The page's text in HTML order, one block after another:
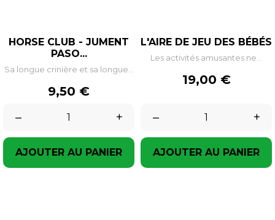
HORSE CLUB - JUMENT
PASO...
Sa longue crinière et sa longue...
Prix
9,50 €
–
+
AJOUTER AU PANIER
L'AIRE DE JEU DES BÉBÉS
Les activités amusantes ne...
Prix
19,00 €
– +
AJOUTER AU PANIER